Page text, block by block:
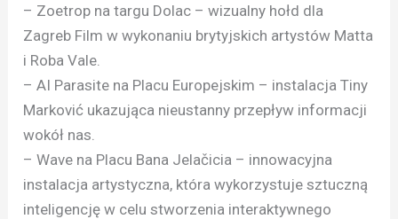
– Zoetrop na targu Dolac – wizualny hołd dla
Zagreb Film w wykonaniu brytyjskich artystów Matta
i Roba Vale.
– AI Parasite na Placu Europejskim – instalacja Tiny
Marković ukazująca nieustanny przepływ informacji
wokół nas.
– Wave na Placu Bana Jelačicia – innowacyjna
instalacja artystyczna, która wykorzystuje sztuczną
inteligencję w celu stworzenia interaktywnego